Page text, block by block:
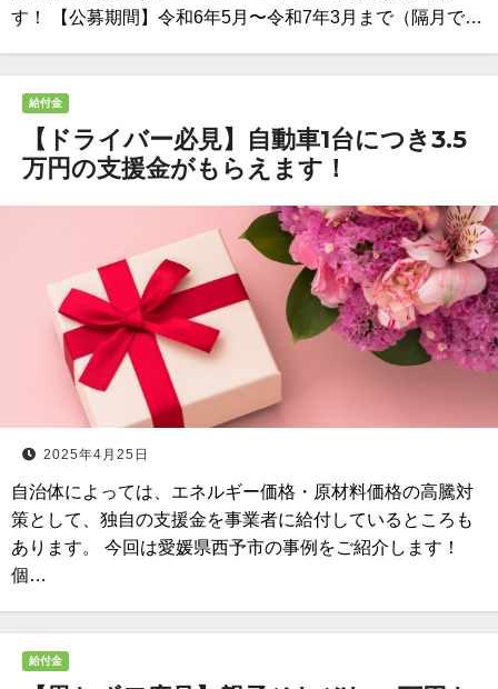
す！ 【公募期間】令和6年5月〜令和7年3月まで（隔月で…
給付金
【ドライバー必見】自動車1台につき3.5
万円の支援金がもらえます！
2025年4月25日
自治体によっては、エネルギー価格・原材料価格の高騰対
策として、独自の支援金を事業者に給付しているところも
あります。 今回は愛媛県西予市の事例をご紹介します！
個…
給付金